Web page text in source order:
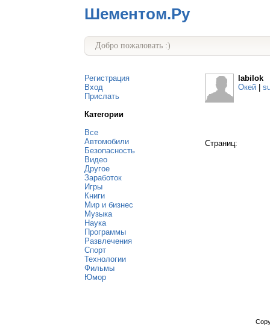
Шементом.Ру
Добро пожаловать :)
Регистрация
Вход
Прислать
Категории
Все
Автомобили
Безопасность
Видео
Другое
Заработок
Игры
Книги
Мир и бизнес
Музыка
Наука
Программы
Развлечения
Спорт
Технологии
Фильмы
Юмор
labilok
Окей
Страниц: